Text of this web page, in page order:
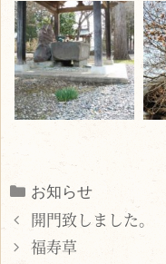
Categories
お知らせ
開門致しました。
福寿草